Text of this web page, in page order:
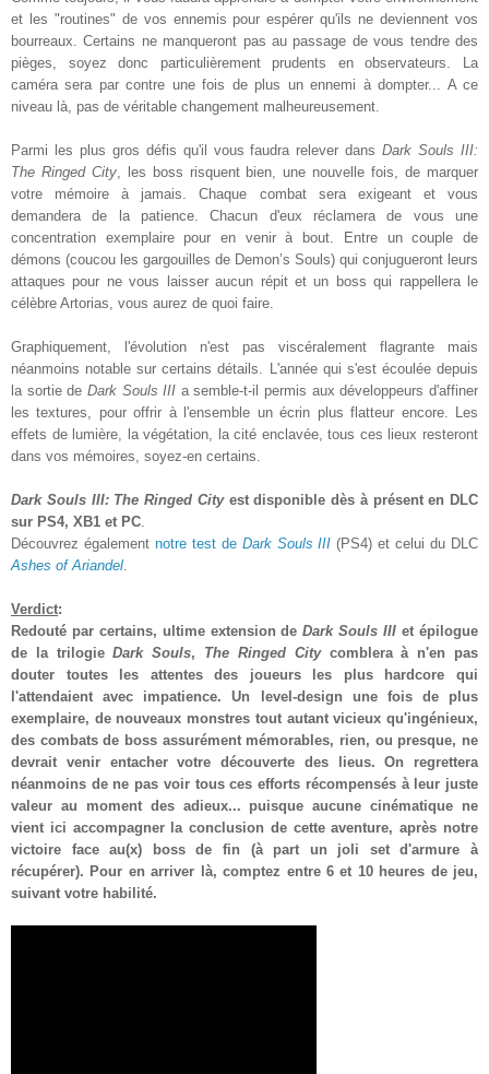
et les "routines" de vos ennemis pour espérer qu'ils ne deviennent vos
bourreaux. Certains ne manqueront pas au passage de vous tendre des
pièges, soyez donc particulièrement prudents en observateurs. La
caméra sera par contre une fois de plus un ennemi à dompter... A ce
niveau là, pas de véritable changement malheureusement.
Parmi les plus gros défis qu'il vous faudra relever dansDark Souls III:
The Ringed City, les boss risquent bien, une nouvelle fois, de marquer
votre mémoire à jamais. Chaque combat sera exigeant et vous
demandera de la patience. Chacun d'eux réclamera de vous une
concentration exemplaire pour en venir à bout. Entre un couple de
démons (coucou les gargouilles de Demon’s Souls) qui conjugueront leurs
attaques pour ne vous laisser aucun répit et un boss qui rappellera le
célèbre Artorias, vous aurez de quoi faire.
Graphiquement, l'évolution n'est pas viscéralement flagrante mais
néanmoins notable sur certains détails. L'année qui s'est écoulée depuis
la sortie de Dark Souls III a semble-t-il permis aux développeurs d'affiner
les textures, pour offrir à l'ensemble un écrin plus flatteur encore. Les
effets de lumière, la végétation, la cité enclavée, tous ces lieux resteront
dans vos mémoires, soyez-en certains.
Dark Souls III: The Ringed Cityest disponible dès à présent en DLC
sur PS4, XB1 et PC
Découvrez également notre test de Dark Souls III (PS4) et celui du DLC
Ashes of Ariandel
Verdict:
Redouté par certains, ultime extension deDark Souls III et épilogue
de la trilogieDark Souls, The Ringed Citycomblera à n'en pas
douter toutes les attentes des joueurs les plus hardcore qui
l'attendaient avec impatience. Un level-design une fois de plus
exemplaire, de nouveaux monstres tout autant vicieux qu'ingénieux,
des combats de boss assurément mémorables, rien, ou presque, ne
devrait venir entacher votre découverte des lieus. On regrettera
néanmoins de ne pas voir tous ces efforts récompensés à leur juste
valeur au moment des adieux... puisqueaucune cinématique ne
vient ici accompagner la conclusion de cette aventure, après notre
victoire face au(x) boss de fin (à part un joli set d'armure à
récupérer). Pour en arriver là, comptez entre 6 et 10 heures de jeu,
suivant votre habilité.